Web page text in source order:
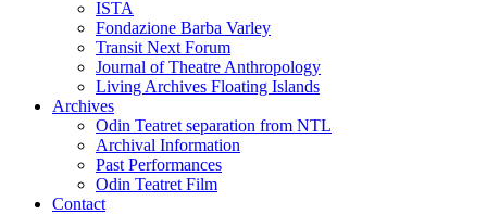
ISTA
Fondazione Barba Varley
Transit Next Forum
Journal of Theatre Anthropology
Living Archives Floating Islands
Archives
Odin Teatret separation from NTL
Archival Information
Past Performances
Odin Teatret Film
Contact